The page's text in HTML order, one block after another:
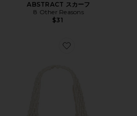
ABSTRACT スカーフ
8 Other Reasons
$31
Favorite ショルダーバッグ